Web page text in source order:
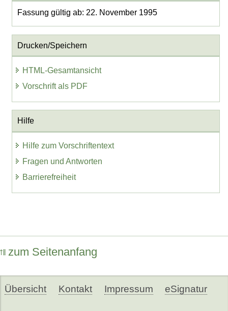
Fassung gültig ab: 22. November 1995
Drucken/Speichern
HTML-Gesamtansicht
Vorschrift als PDF
Hilfe
Hilfe zum Vorschriftentext
Fragen und Antworten
Barrierefreiheit
zum Seitenanfang
Übersicht Kontakt Impressum eSignatur